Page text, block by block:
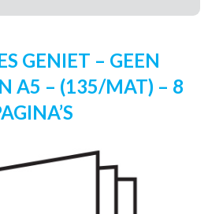
GENIET – GEEN
A5 – (135/MAT) – 8